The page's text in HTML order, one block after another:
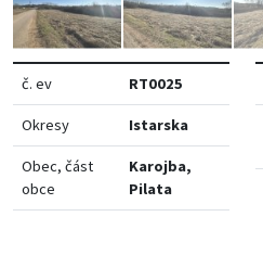
č. ev RT0025
Okresy Istarska
Obec, část
obce
Karojba,
Pilata